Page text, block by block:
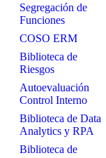
Segregación de
Funciones
COSO ERM
Biblioteca de
Riesgos
Autoevaluación
Control Interno
Biblioteca de Data
Analytics y RPA
Biblioteca de